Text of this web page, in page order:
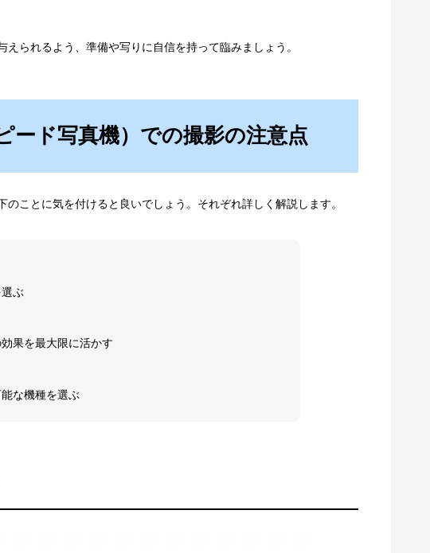
られるよう、準備や写りに自信を持って臨みましょう。
ード写真機）での撮影の注意点
ことに気を付けると良いでしょう。それぞれ詳しく解説します。
ぶ
果を最大限に活かす
な機種を選ぶ